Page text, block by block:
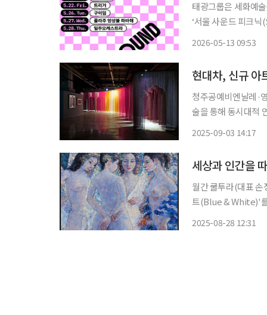
태광그룹은 세화예
‘서울 사운드 피크닉
2026-05-13 09:53
현대차, 신규 아
청주공예비엔날레·
술을 통해 동시대적 연결성 소통 이어갈 것
2025-09-03 14:17
세상과 인간을
월간 쿨투라(대표 손
트(Blue & White)'를
2025-08-28 12:31